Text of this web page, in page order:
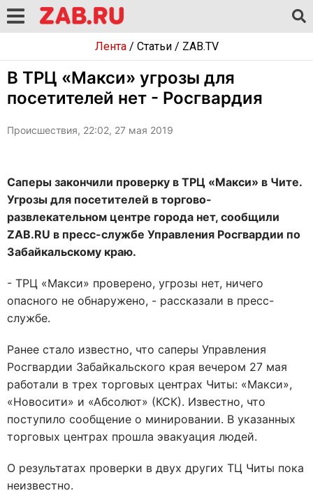
Лента/ Статьи/ ZAB.TV
В ТРЦ «Макси» угрозы для
посетителей нет - Росгвардия
Происшествия, 22:02, 27 мая 2019
Саперы закончили проверку в ТРЦ «Макси» в Чите.
Угрозы для посетителей в торгово-
развлекательном центре города нет, сообщили
ZAB.RU в пресс-службе Управления Росгвардии по
Забайкальскому краю.
- ТРЦ «Макси» проверено, угрозы нет, ничего
опасного не обнаружено, - рассказали в пресс-
службе.
Ранее стало известно, что саперы Управления
Росгвардии Забайкальского края вечером 27 мая
работали в трех торговых центрах Читы: «Макси»,
«Новосити» и «Абсолют» (КСК). Известно, что
поступило сообщение о минировании. В указанных
торговых центрах прошла эвакуация людей.
О результатах проверки в двух других ТЦ Читы пока
неизвестно.